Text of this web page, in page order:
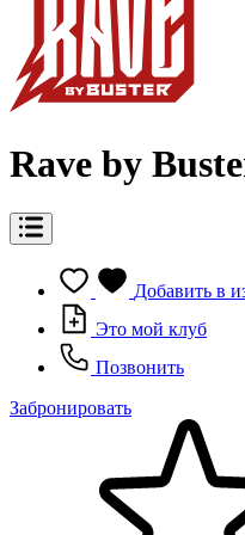
Rave by
Добавить в
Это мой клуб
Позвонить
Забронировать